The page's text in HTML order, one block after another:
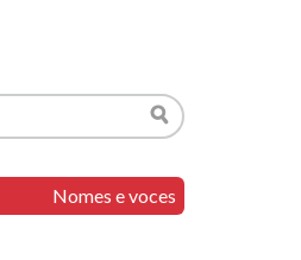
Buscar
Nomes e voces